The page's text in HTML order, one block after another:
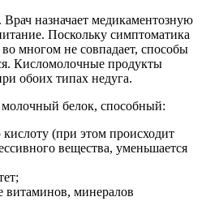
назначает медикаментозную
Поскольку симптоматика
многом не совпадает, способы
Кисломолочные продукты
обоих типах недуга.
молочный белок, способный:
кислоту (при этом происходит
вещества, уменьшается
витаминов, минералов